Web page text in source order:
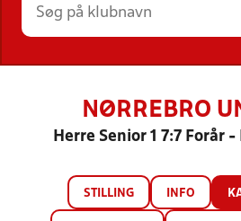
NØRREBRO
Herre Senior 1 7:7 Forår
STILLING INFO